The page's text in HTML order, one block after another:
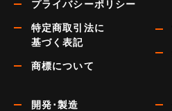
プライバシーポリシー
特定商取引法に
基づく表記
商標について
開発･製造